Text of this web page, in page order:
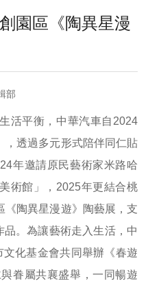
園區《陶異星漫
部
活平衡，中華汽車自2024
，透過多元形式陪伴同仁貼
年邀請原民藝術家米路哈
術館」，2025年更結合桃
《陶異星漫遊》陶藝展，支
。為讓藝術走入生活，中
化基金會共同舉辦《春遊
眷屬共襄盛舉，一同暢遊